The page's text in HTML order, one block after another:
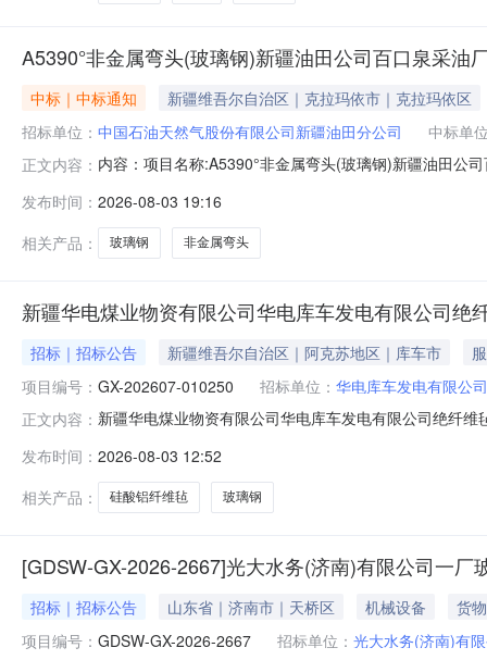
A5390°非金属弯头(玻璃钢)新疆油田公司百口泉采油
中标｜中标通知
新疆维吾尔自治区｜克拉玛依市｜克拉玛依区
招标单位： 中国石油天然气股份有限公司新疆油田分公司
中标单
正文内容： 内容：项目名称:A5390°非金属弯头(玻璃钢)新疆油田公
发布时间： 2026-08-03 19:16
相关产品：
玻璃钢 非金属弯头
新疆华电煤业物资有限公司华电库车发电有限公司绝
招标｜招标公告 新疆维吾尔自治区｜阿克苏地区｜库车市
项目编号： GX-202607-010250 招标单位： 华电库车发电有限公司
正文内容： 新疆华电煤业物资有限公司华电库车发电有限公司绝纤
08-31九、备注：十、采购清单序号采购人物资名称税率
铝
发布时间： 2026-08-03 12:52
相关产品：
硅酸铝纤维毡 玻璃钢
[GDSW-GX-2026-2667]光大水务(济南)有限公司一
招标｜招标公告 山东省｜济南市｜天桥区 机械设备
货物
项目编号： GDSW-GX-2026-2667 招标单位： 光大水务(济南)有